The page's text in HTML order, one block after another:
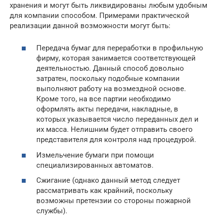
хранения и могут быть ликвидированы любым удобным
для компании способом. Примерами практической
реализации данной возможности могут быть:
Передача бумаг для переработки в профильную
фирму, которая занимается соответствующей
деятельностью. Данный способ довольно
затратен, поскольку подобные компании
выполняют работу на возмездной основе.
Кроме того, на все партии необходимо
оформлять акты передачи, накладные, в
которых указывается число переданных дел и
их масса. Нелишним будет отправить своего
представителя для контроля над процедурой.
Измельчение бумаги при помощи
специализированных автоматов.
Сжигание (однако данный метод следует
рассматривать как крайний, поскольку
возможны претензии со стороны пожарной
службы).